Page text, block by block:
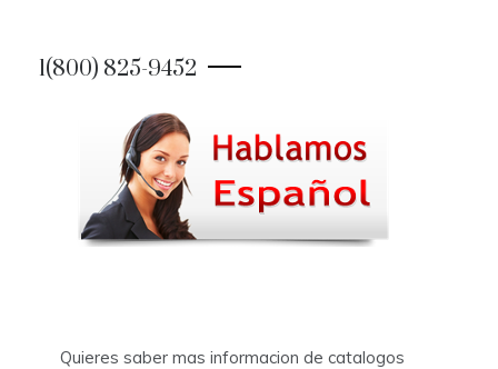
1(800) 825-9452
Quieres saber mas informacion de catalogos